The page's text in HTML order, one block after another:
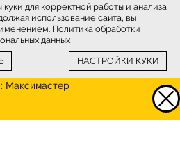
© 2026
Максимастер
для корректной работы и анализа
использование сайта, вы
Политика обработки
данных
НАСТРОЙКИ КУКИ